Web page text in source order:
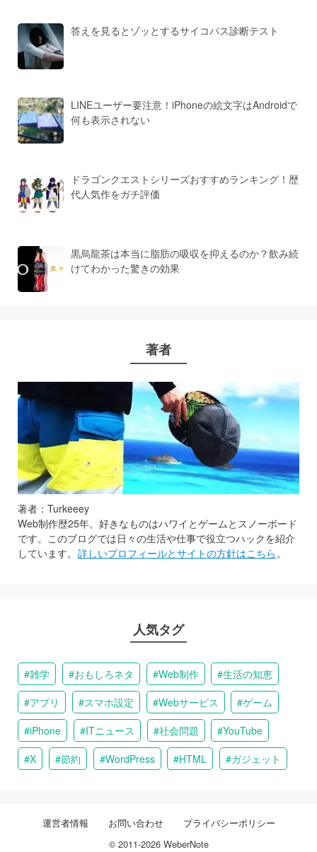
答えを見るとゾッとするサイコパス診断テスト
LINEユーザー要注意！iPhoneの絵文字はAndroidで
何も表示されない
ドラゴンクエストシリーズおすすめランキング！歴
代人気作をガチ評価
黒烏龍茶は本当に脂肪の吸収を抑えるのか？飲み続
けてわかった驚きの効果
著者
著者：Turkeeey
Web制作歴25年。好きなものはハワイとゲームとスノーボード
です。このブログでは日々の生活や仕事で役立つハックを紹介
しています。 詳しいプロフィールとサイトの方針はこちら 。
人気タグ
雑学 おもしろネタ Web制作
生活の知恵
アプリ
スマホ設定 Webサービス
ゲーム
iPhone
ITニュース 社会問題
YouTube
X
節約 WordPress HTML ガジェット
運営者情報 お問い合わせ
プライバシーポリシー
© 2011-2026 WeberNote